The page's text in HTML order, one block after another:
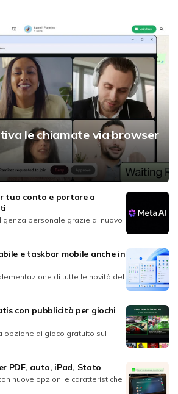
le chiamate via browser
tuo conto e portare a
personale grazie al nuovo
e taskbar mobile anche in
di tutte le novità del
con pubblicità per giochi
opzione di gioco gratuito sul
PDF, auto, iPad, Stato
nuove opzioni e caratteristiche